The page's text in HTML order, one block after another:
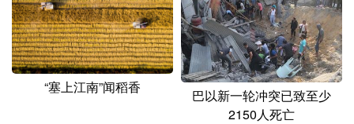
“塞上江南”闻稻香
巴以新一轮冲突已致至少
2150人死亡